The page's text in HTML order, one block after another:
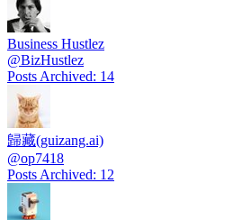
Business Hustlez
@BizHustlez
Posts Archived: 14
歸藏(guizang.ai)
@op7418
Posts Archived: 12